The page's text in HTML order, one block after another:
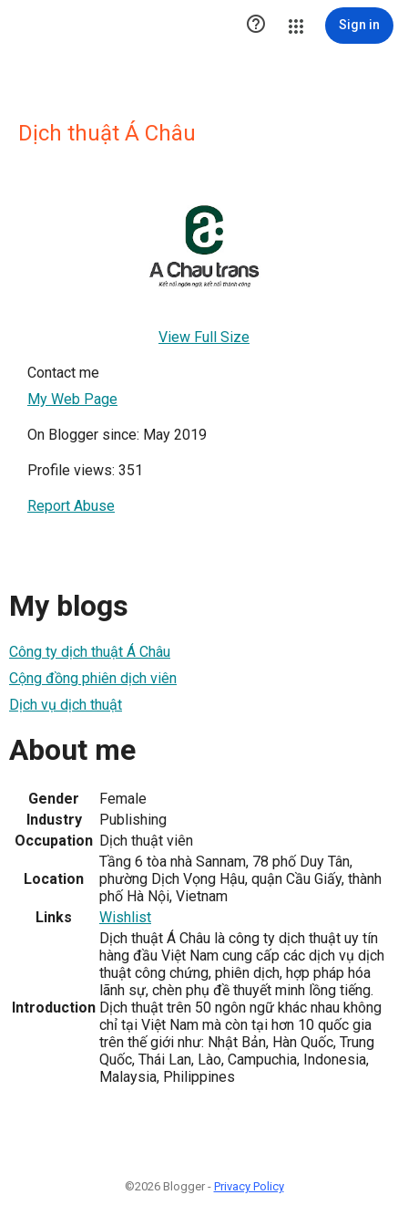
 Sign in
Dịch thuật Á Châu
View Full Size
Contact me
My Web Page
On Blogger since: May 2019
Profile views: 351
Report Abuse
My blogs
Công ty dịch thuật Á Châu
Cộng đồng phiên dịch viên
Dịch vụ dịch thuật
About me
Gender
Female
Industry
Publishing
Occupation Dịch thuật viên
Location
Tầng 6 tòa nhà Sannam, 78 phố Duy Tân,
phường Dịch Vọng Hậu, quận Cầu Giấy, thành
phố Hà Nội, Vietnam
Links
Wishlist
Introduction
Dịch thuật Á Châu là công ty dịch thuật uy tín
hàng đầu Việt Nam cung cấp các dịch vụ dịch
thuật công chứng, phiên dịch, hợp pháp hóa
lãnh sự, chèn phụ đề thuyết minh lồng tiếng.
Dịch thuật trên 50 ngôn ngữ khác nhau không
chỉ tại Việt Nam mà còn tại hơn 10 quốc gia
trên thế giới như: Nhật Bản, Hàn Quốc, Trung
Quốc, Thái Lan, Lào, Campuchia, Indonesia,
Malaysia, Philippines
©2026 Blogger - Privacy Policy